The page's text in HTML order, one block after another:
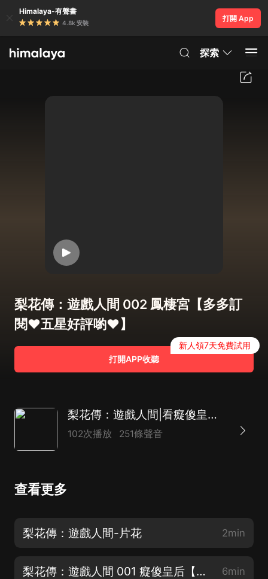
Himalaya-有聲書
4.8k 安裝
打開 App
探索
梨花傳：遊戲人間 002 鳳棲宮【多多訂
閱♥五星好評喲♥】
打開APP收聽
新人領7天免費試用
梨花傳：遊戲人間|看癡傻皇后如何演繹一段風雨傳奇|古風玄幻
102次播放 251條聲音
查看更多
梨花傳：遊戲人間-片花 2min
梨花傳：遊戲人間 001 癡傻皇后【新書上架，歡迎訂閱收藏】 6min